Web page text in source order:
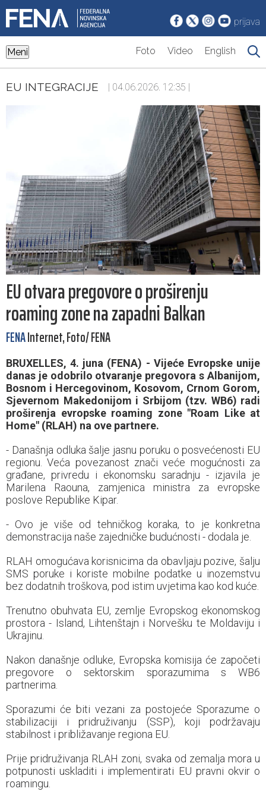
prijava
Meni Foto Video English
EU INTEGRACIJE | 04.06.2026. 12:35 |
EU otvara pregovore o proširenju
roaming zone na zapadni Balkan
FENAInternet, Foto/ FENA
BRUXELLES, 4. juna (FENA) - Vijeće Evropske unije
danas je odobrilo otvaranje pregovora s Albanijom,
Bosnom i Hercegovinom, Kosovom, Crnom Gorom,
Sjevernom Makedonijom i Srbijom (tzv. WB6) radi
proširenja evropske roaming zone "Roam Like at
Home" (RLAH) na ove partnere.
- Današnja odluka šalje jasnu poruku o posvećenosti EU
regionu. Veća povezanost znači veće mogućnosti za
građane, privredu i ekonomsku saradnju - izjavila je
Marilena Raouna, zamjenica ministra za evropske
poslove Republike Kipar.
- Ovo je više od tehničkog koraka, to je konkretna
demonstracija naše zajedničke budućnosti - dodala je.
RLAH omogućava korisnicima da obavljaju pozive, šalju
SMS poruke i koriste mobilne podatke u inozemstvu
bez dodatnih troškova, pod istim uvjetima kao kod kuće.
Trenutno obuhvata EU, zemlje Evropskog ekonomskog
prostora - Island, Lihtenštajn i Norvešku te Moldaviju i
Ukrajinu.
Nakon današnje odluke, Evropska komisija će započeti
pregovore o sektorskim sporazumima s WB6
partnerima.
Sporazumi će biti vezani za postojeće Sporazume o
stabilizaciji i pridruživanju (SSP), koji podržavaju
stabilnost i približavanje regiona EU.
Prije pridruživanja RLAH zoni, svaka od zemalja mora u
potpunosti uskladiti i implementirati EU pravni okvir o
roamingu.